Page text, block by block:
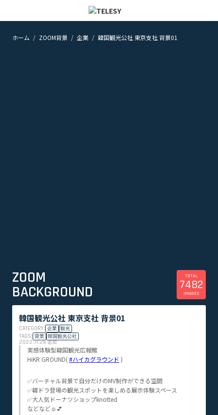
ホーム
ホーム ZOOM背景 企業 韓国観光公社 東京支社 背景01
ZOOM
BACKGROUND
TOTAL
7482
IMAGES
韓国観光公社 東京支社 背景01
CATEGORY: 企業 観光
TAGS: 背景 韓国観光公社
2022.11.24追加
実感体験型韓国観光広報館
HiKR GROUND(#ハイカグラウンド )
✅バーチャル背景で自分だけのMV制作ができる空間
✅韓ドラ登場の観光スポットを楽しめる展示体験スペース
✅大人気ドーナツショップknotted
などなど☺💕